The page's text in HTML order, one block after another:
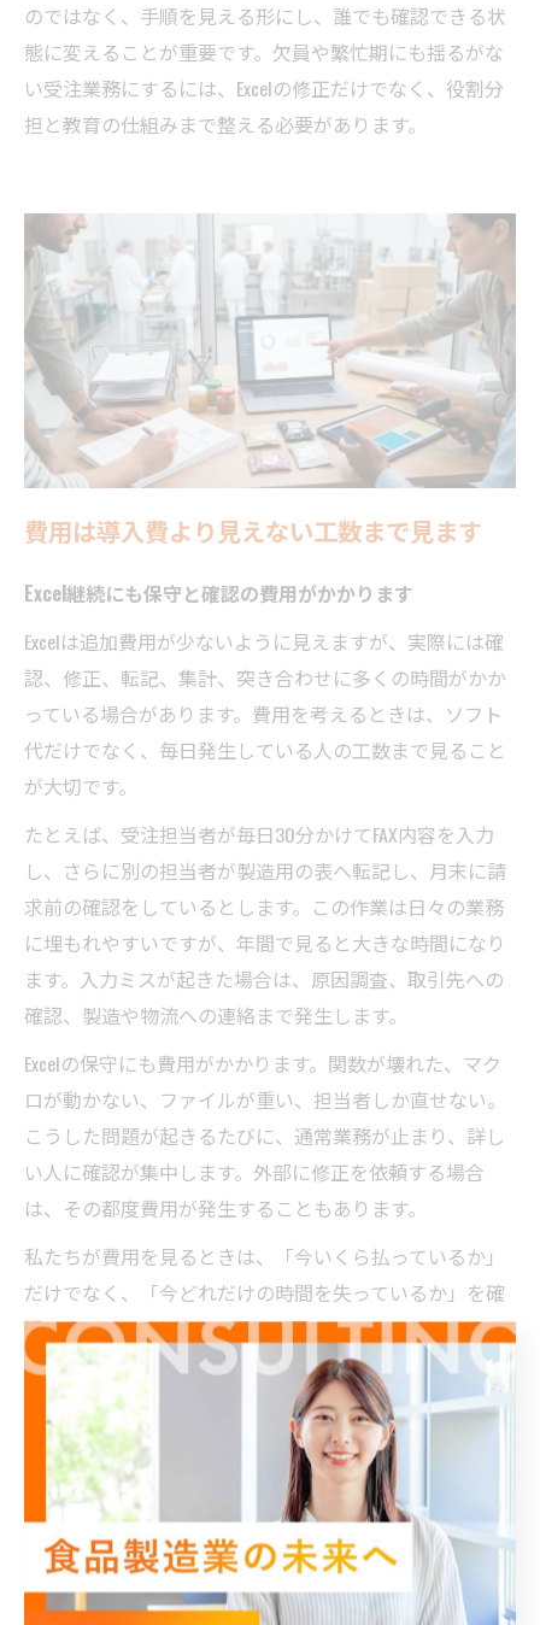
のではなく、手順を見える形にし、誰でも確認できる状
態に変えることが重要です。欠員や繁忙期にも揺るがな
い受注業務にするには、Excelの修正だけでなく、役割分
担と教育の仕組みまで整える必要があります。
費用は導入費より見えない工数まで見ます
Excel継続にも保守と確認の費用がかかります
Excelは追加費用が少ないように見えますが、実際には確
認、修正、転記、集計、突き合わせに多くの時間がかか
っている場合があります。費用を考えるときは、ソフト
代だけでなく、毎日発生している人の工数まで見ること
が大切です。
たとえば、受注担当者が毎日30分かけてFAX内容を入力
し、さらに別の担当者が製造用の表へ転記し、月末に請
求前の確認をしているとします。この作業は日々の業務
に埋もれやすいですが、年間で見ると大きな時間になり
ます。入力ミスが起きた場合は、原因調査、取引先への
確認、製造や物流への連絡まで発生します。
Excelの保守にも費用がかかります。関数が壊れた、マク
ロが動かない、ファイルが重い、担当者しか直せない。
こうした問題が起きるたびに、通常業務が止まり、詳し
い人に確認が集中します。外部に修正を依頼する場合
は、その都度費用が発生することもあります。
私たちが費用を見るときは、「今いくら払っているか」
だけでなく、「今どれだけの時間を失っているか」を確
認します。Excelを続ける選択が悪いわけではありませ
ん。ただし、確認作業や二重入力が常態化している場合
は、見えない費用が積み上がっている可能性がありま
す。改善の検討では、担当者数、作業時間、ミス対応の
時間、繁忙期の残業時間を具体的に洗い出すことをおす
すめします。
システム導入費は追加作業も含めて確認します
受注管理システムやクラウドサービスを検討するとき